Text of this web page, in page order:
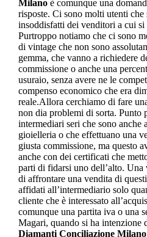
Milanoè comunque una
risposte. Ci sono molti utenti che
insoddisfatti dei venditori a cui
Purtroppo notiamo che ci sono
di vintage che non sono
gemma, che vanno a richiedere
commissione o anche una
usuraio, senza avere ne le
compenso economico che era
reale.Allora cerchiamo di fare
non dia problemi di sorta. Punto
intermediari seri che sono anche
gioielleria o che effettuano una
giusta commissione, ma questo
anche con dei certificati che
parti di fidarsi uno dell’alto. Una
di affrontare una vendita di
affidati all’intermediario solo
cliente che è interessato
comunque una partita iva o una
Magari, quando si ha intenzione
Diamanti Conciliazione Milano